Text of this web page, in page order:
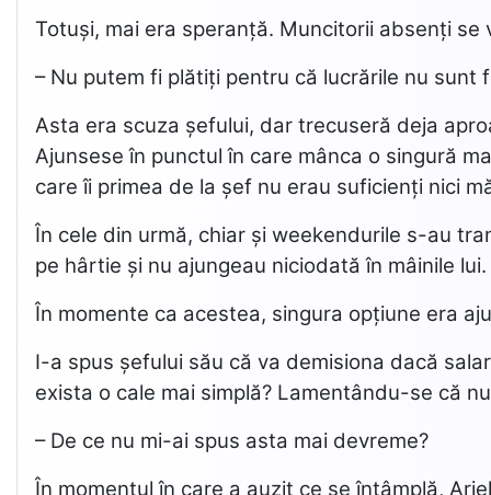
Totuși, mai era speranță. Muncitorii absenți
– Nu putem fi plătiți pentru că lucrările nu sunt
Asta era scuza șefului, dar trecuseră deja
Ajunsese în punctul în care mânca o singură
care îi primea de la șef nu erau suficienți nici
În cele din urmă, chiar și weekendurile s-au
pe hârtie și nu ajungeau niciodată în mâinile
În momente ca acestea, singura opțiune era
I-a spus șefului său că va demisiona dacă
exista o cale mai simplă? Lamentându-se că
– De ce nu mi-ai spus asta mai devreme?
În momentul în care a auzit ce se întâmplă,